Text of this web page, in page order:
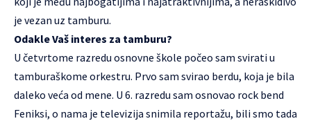
je vezan uz tamburu.
Odakle Vaš interes za tamburu?
U četvrtome razredu osnovne škole počeo sam svirati u
tamburaškome orkestru. Prvo sam svirao berdu, koja je bila
daleko veća od mene. U 6. razredu sam osnovao rock bend
Feniksi, o nama je televizija snimila reportažu, bili smo tada